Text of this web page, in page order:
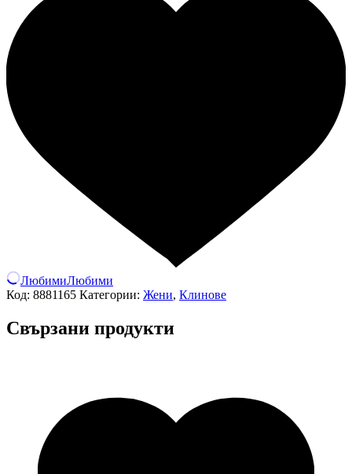
ЛюбимиЛюбими
Код: 8881165 Категории: Жени, Клинове
Свързани продукти